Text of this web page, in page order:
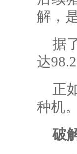
解，
据
达
正
种机
破